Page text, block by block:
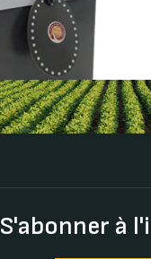
S'abonner à